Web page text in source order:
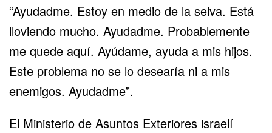
“Ayudadme. Estoy en medio de la selva. Está
lloviendo mucho. Ayudadme. Probablemente
me quede aquí. Ayúdame, ayuda a mis hijos.
Este problema no se lo desearía ni a mis
enemigos. Ayudadme”.
El Ministerio de Asuntos Exteriores israelí